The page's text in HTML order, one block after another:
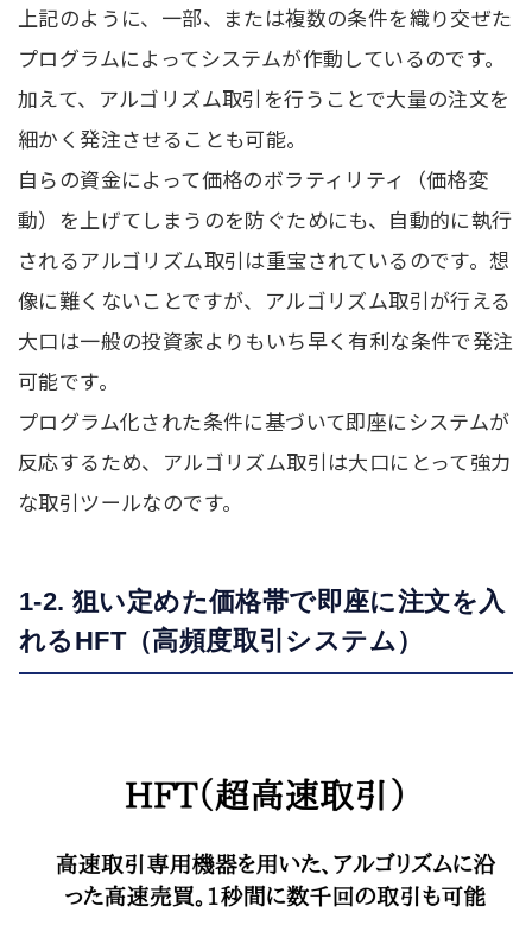
上記のように、一部、または複数の条件を織り交ぜた
プログラムによってシステムが作動しているのです。
加えて、アルゴリズム取引を行うことで大量の注文を
細かく発注させることも可能。
自らの資金によって価格のボラティリティ（価格変
動）を上げてしまうのを防ぐためにも、自動的に執行
されるアルゴリズム取引は重宝されているのです。想
像に難くないことですが、アルゴリズム取引が行える
大口は一般の投資家よりもいち早く有利な条件で発注
可能です。
プログラム化された条件に基づいて即座にシステムが
反応するため、アルゴリズム取引は大口にとって強力
な取引ツールなのです。
1-2. 狙い定めた価格帯で即座に注文を入
れるHFT（高頻度取引システム）